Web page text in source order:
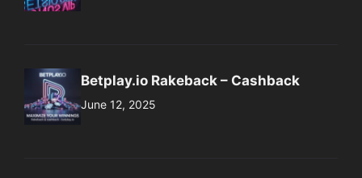
Betplay.io Rakeback – Cashback
June 12, 2025